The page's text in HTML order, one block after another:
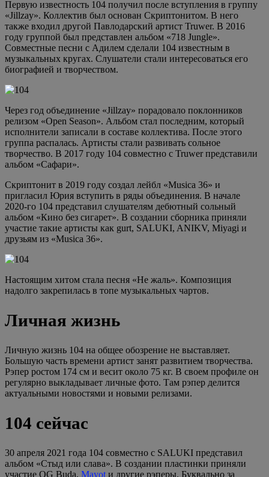
Первую известность 104 получил после вступления в группу
«Jillzay». Коллектив был основан Скриптонитом. В него
также входил другой Павлодарский артист Truwer. В 2016
году группой был представлен альбом «718 Jungle».
Совместные песни с Адилем сделали 104 известным в
музыкальных кругах. Слушатели стали интересоваться его
биографией и творчеством.
Через год объединение «Jillzay» порадовало поклонников
релизом «Open Season». Альбом стал последним, который
исполнители записали в составе коллектива. После этого
группа распалась. Артисты стали развивать сольное
творчество. В 2017 году 104 совместно с Truwer представили
альбом «Сафари».
Скриптонит в 2019 году создал лейбл «Musica 36» и
пригласил Юрия вступить в ряды объединения. В начале
2020-го 104 представил слушателям дебютный сольный
альбом «Кино без сигарет». В создании сборника приняли
участие такие артисты как gurt, SALUKI, ANIKV, Miyagi и
друзьям из «Musica 36».
Настоящим хитом стала песня «Не жаль». Композиция
надолго закрепилась в топе музыкальных чартов.
Личная жизнь
Личную жизнь 104 на общее обозрение не выставляет.
Большую часть времени артист занят развитием творчества.
Рэпер ростом 174 см и весит около 75 кг. В своем профиле он
регулярно выкладывает личные фото. Там рэпер делится
актуальными новостями и новыми релизами.
104 сейчас
30 апреля 2021 года 104 совместно с SALUKI представил
альбом «Стыд или слава». В создании пластинки приняли
участие OG Buda, Mayot и другие рэперы. Буквально за